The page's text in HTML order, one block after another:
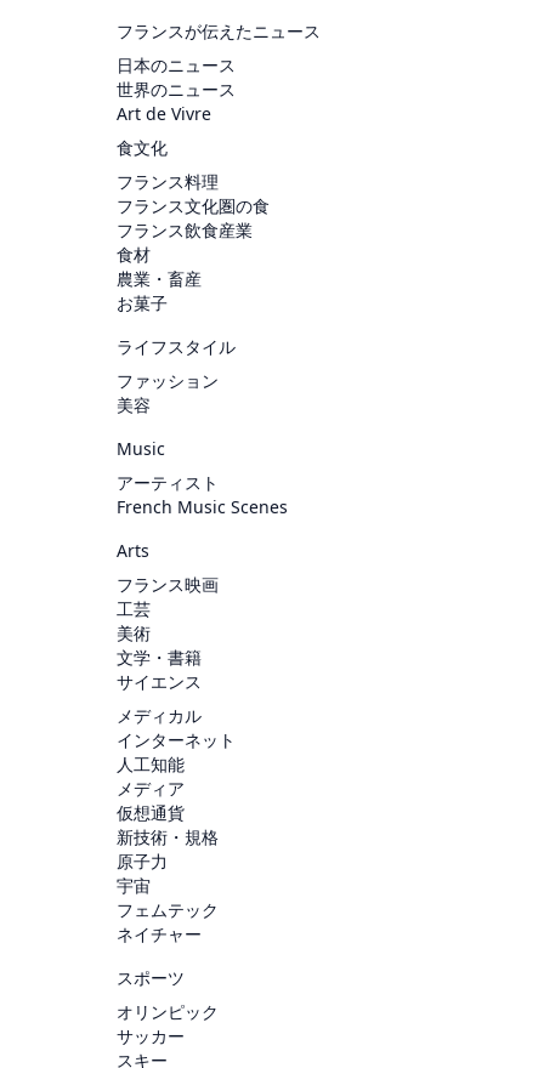
フランスが伝えたニュース
日本のニュース
世界のニュース
Art de Vivre
食文化
フランス料理
フランス文化圏の食
フランス飲食産業
食材
農業・畜産
お菓子
ライフスタイル
ファッション
美容
Music
アーティスト
French Music Scenes
Arts
フランス映画
工芸
美術
文学・書籍
サイエンス
メディカル
インターネット
人工知能
メディア
仮想通貨
新技術・規格
原子力
宇宙
フェムテック
ネイチャー
スポーツ
オリンピック
サッカー
スキー